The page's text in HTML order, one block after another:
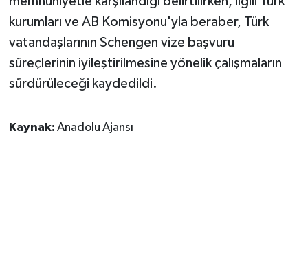
kurumları ve AB Komisyonu'yla beraber, Türk
vatandaşlarının Schengen vize başvuru
süreçlerinin iyileştirilmesine yönelik çalışmaların
sürdürüleceği kaydedildi.
Kaynak: Anadolu Ajansı